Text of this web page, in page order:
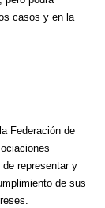
casos y en la
Federación de
representar y
de sus